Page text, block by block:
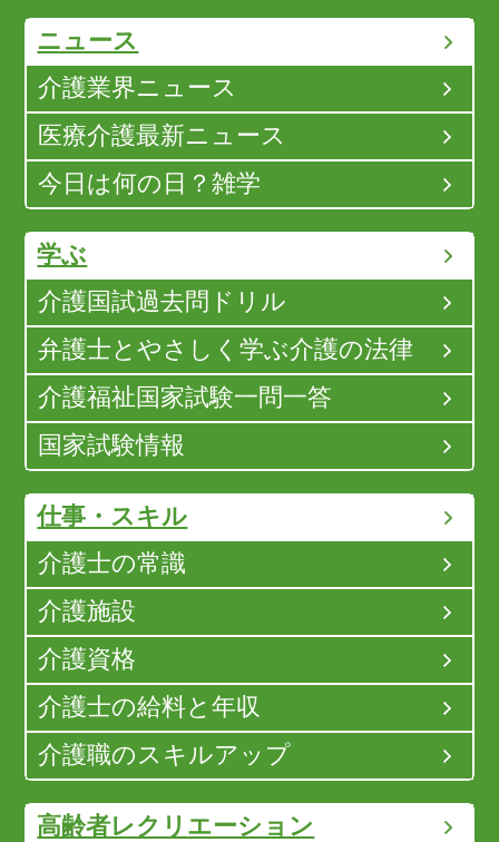
ニュース
介護業界ニュース
医療介護最新ニュース
今日は何の日？雑学
学ぶ
介護国試過去問ドリル
弁護士とやさしく学ぶ介護の法律
介護福祉国家試験一問一答
国家試験情報
仕事・スキル
介護士の常識
介護施設
介護資格
介護士の給料と年収
介護職のスキルアップ
高齢者レクリエーション